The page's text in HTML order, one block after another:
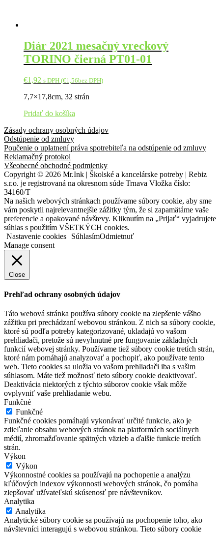
Diár 2021 mesačný vreckový
TORINO čierná PT01-01
€1,92 s DPH (€1,56bez DPH)
7,7×17,8cm, 32 strán
Pridať do košíka
Zásady ochrany osobných údajov
Odstúpenie od zmluvy
Poučenie o uplatnení práva spotrebiteľa na odstúpenie od zmluvy
Reklamačný protokol
Všeobecné obchodné podmienky
Copyright © 2026 Mr.Ink | Školské a kancelárske potreby | Rebiz
s.r.o. je registrovaná na okresnom súde Trnava Vložka číslo:
34160/T
Na našich webových stránkach používame súbory cookie, aby sme
vám poskytli najrelevantnejšie zážitky tým, že si zapamätáme vaše
preferencie a opakované návštevy. Kliknutím na „Prijať“ vyjadrujete
súhlas s použitím VŠETKÝCH cookies.
Nastavenie cookies
SúhlasímOdmietnuť
Manage consent
Close
Prehľad ochrany osobných údajov
Táto webová stránka používa súbory cookie na zlepšenie vášho
zážitku pri prechádzaní webovou stránkou. Z nich sa súbory cookie,
ktoré sú podľa potreby kategorizované, ukladajú vo vašom
prehliadači, pretože sú nevyhnutné pre fungovanie základných
funkcií webovej stránky. Používame tiež súbory cookie tretích strán,
ktoré nám pomáhajú analyzovať a pochopiť, ako používate tento
web. Tieto cookies sa uložia vo vašom prehliadači iba s vašim
súhlasom. Máte tiež možnosť tieto súbory cookie deaktivovať.
Deaktivácia niektorých z týchto súborov cookie však môže
ovplyvniť vaše prehliadanie webu.
Funkčné
Funkčné
Funkčné cookies pomáhajú vykonávať určité funkcie, ako je
zdieľanie obsahu webových stránok na platformách sociálnych
médií, zhromažďovanie spätných väzieb a ďalšie funkcie tretích
strán.
Výkon
Výkon
Výkonnostné cookies sa používajú na pochopenie a analýzu
kľúčových indexov výkonnosti webových stránok, čo pomáha
zlepšovať užívateľskú skúsenosť pre návštevníkov.
Analytika
Analytika
Analytické súbory cookie sa používajú na pochopenie toho, ako
návštevníci interagujú s webovou stránkou. Tieto súbory cookie